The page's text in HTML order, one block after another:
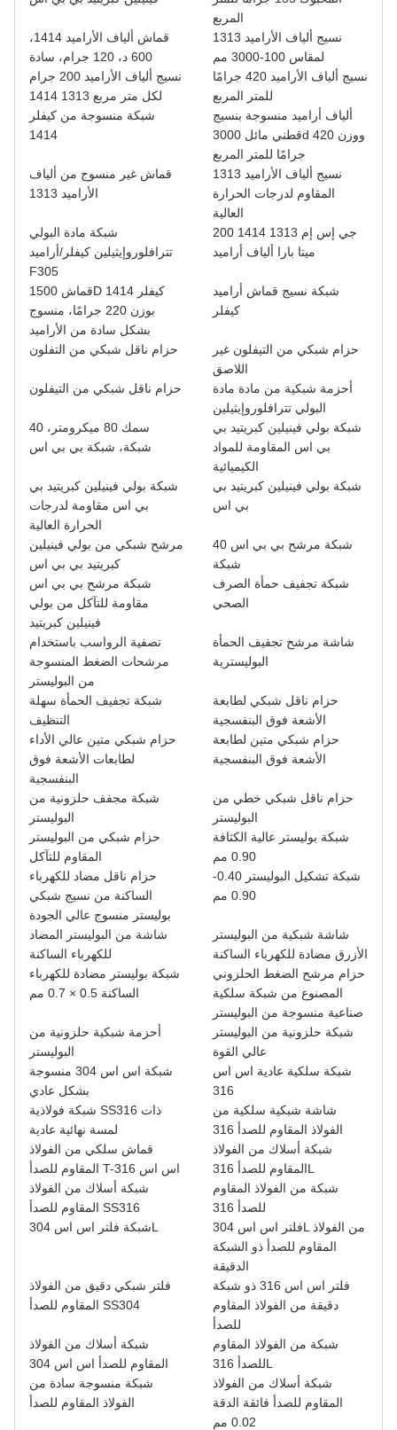
المربع
قماش ألياف الأراميد 1414،
600 د، 120 جرام، سادة
نسيج ألياف الأراميد 1313
لمقاس 100-3000 مم
نسيج ألياف الأراميد 200 جرام
لكل متر مربع 1313 1414
نسيج ألياف الأراميد 420 جرامًا
للمتر المربع
شبكة منسوجة من كيفلر
1414
ألياف أراميد منسوجة بنسيج
قطني مائل 3000d ووزن 420
جرامًا للمتر المربع
قماش غير منسوج من ألياف
الأراميد 1313
نسيج ألياف الأراميد 1313
المقاوم لدرجات الحرارة
العالية
شبكة مادة البولي
تترافلوروإيثيلين كيفلر/أراميد
F305
200 جي إس إم 1313 1414
ميتا بارا ألياف أراميد
قماش 1500D كيفلر 1414
بوزن 220 جرامًا، منسوج
بشكل سادة من الأراميد
شبكة نسيج قماش أراميد
كيفلر
حزام ناقل شبكي من التفلون
حزام شبكي من التيفلون غير
اللاصق
حزام ناقل شبكي من التيفلون
أحزمة شبكية من مادة مادة
البولي تترافلوروإيثيلين
سمك 80 ميكرومتر، 40
شبكة، شبكة بي بي اس
شبكة بولي فينيلين كبريتيد بي
بي اس المقاومة للمواد
الكيميائية
شبكة بولي فينيلين كبريتيد بي
بي اس مقاومة لدرجات
الحرارة العالية
شبكة بولي فينيلين كبريتيد بي
بي اس
مرشح شبكي من بولي فينيلين
كبريتيد بي بي اس
شبكة مرشح بي بي اس 40
شبكة
شبكة مرشح بي بي اس
مقاومة للتآكل من بولي
فينيلين كبريتيد
شبكة تجفيف حمأة الصرف
الصحي
تصفية الرواسب باستخدام
مرشحات الضغط المنسوجة
من البوليستر
شاشة مرشح تجفيف الحمأة
البوليسترية
شبكة تجفيف الحمأة سهلة
التنظيف
حزام ناقل شبكي لطابعة
الأشعة فوق البنفسجية
حزام شبكي متين عالي الأداء
لطابعات الأشعة فوق
البنفسجية
حزام شبكي متين لطابعة
الأشعة فوق البنفسجية
شبكة مجفف حلزونية من
البوليستر
حزام ناقل شبكي خطي من
البوليستر
حزام شبكي من البوليستر
المقاوم للتآكل
شبكة بوليستر عالية الكثافة
0.90 مم
حزام ناقل مضاد للكهرباء
الساكنة من نسيج شبكي
بوليستر منسوج عالي الجودة
شبكة تشكيل البوليستر 0.40-
0.90 مم
شاشة من البوليستر المضاد
للكهرباء الساكنة
شاشة شبكية من البوليستر
الأزرق مضادة للكهرباء الساكنة
شبكة بوليستر مضادة للكهرباء
الساكنة 0.5 × 0.7 مم
حزام مرشح الضغط الحلزوني
المصنوع من شبكة سلكية
صناعية منسوجة من البوليستر
أحزمة شبكية حلزونية من
البوليستر
شبكة حلزونية من البوليستر
عالي القوة
شبكة اس اس 304 منسوجة
بشكل عادي
شبكة سلكية عادية اس اس
316
شبكة فولاذية SS316 ذات
لمسة نهائية عادية
شاشة شبكية سلكية من
الفولاذ المقاوم للصدأ 316
قماش سلكي من الفولاذ
المقاوم للصدأ T-316 اس اس
شبكة أسلاك من الفولاذ
المقاوم للصدأ 316L
شبكة أسلاك من الفولاذ
المقاوم للصدأ SS316
شبكة من الفولاذ المقاوم
للصدأ 316
شبكة فلتر اس اس 304L
فلتر اس اس 304L من الفولاذ
المقاوم للصدأ ذو الشبكة
الدقيقة
فلتر شبكي دقيق من الفولاذ
المقاوم للصدأ SS304
فلتر اس اس 316 ذو شبكة
دقيقة من الفولاذ المقاوم
للصدأ
شبكة أسلاك من الفولاذ
المقاوم للصدأ اس اس 304
شبكة من الفولاذ المقاوم
للصدأ 316L
شبكة منسوجة سادة من
الفولاذ المقاوم للصدأ
شبكة أسلاك من الفولاذ
المقاوم للصدأ فائقة الدقة
0.02 مم